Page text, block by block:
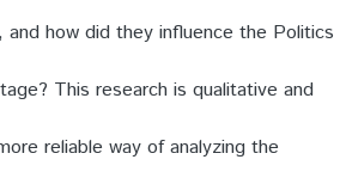
how did they influence the Politics
This research is qualitative and
reliable way of analyzing the